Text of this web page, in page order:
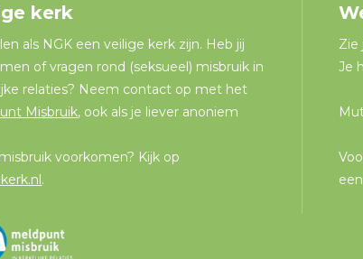
kerk
als NGK een veilige kerk zijn. Heb jij
of vragen rond (seksueel) misbruik in
relaties? Neem contact op met het
Misbruik, ook als je liever anoniem
voorkomen? Kijk op
.
Zie
Je